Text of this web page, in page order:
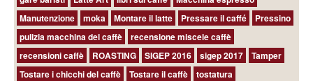
Manutenzione
moka Montare il latte Pressare il caffé
Pressino
pulizia macchina del caffè
recensione miscele caffè
recensioni caffè
ROASTING SIGEP 2016 sigep 2017
Tamper
Tostare i chicchi del caffè
Tostare il caffè
tostatura